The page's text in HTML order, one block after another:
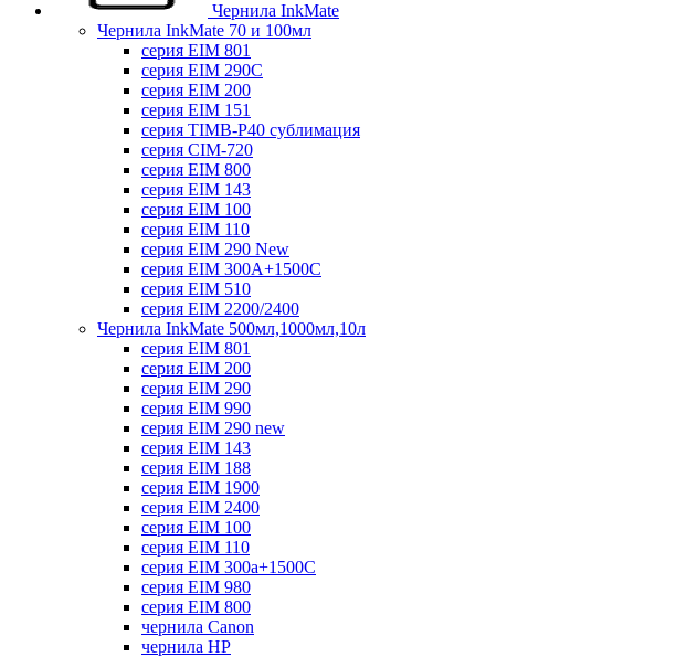
Чернила InkMate
Чернила InkMate 70 и 100мл
серия EIM 801
серия EIM 290C
серия EIM 200
серия EIM 151
серия TIMB-P40 сублимация
серия CIM-720
серия EIM 800
серия EIM 143
серия EIM 100
серия EIM 110
серия EIM 290 New
серия EIM 300А+1500С
серия EIM 510
серия EIM 2200/2400
Чернила InkMate 500мл,1000мл,10л
серия EIM 801
серия EIM 200
серия EIM 290
серия EIM 990
серия EIM 290 new
серия EIM 143
серия EIM 188
серия EIM 1900
серия EIM 2400
серия EIM 100
серия EIM 110
серия EIM 300a+1500C
серия EIM 980
серия EIM 800
чернила Canon
чернила HP